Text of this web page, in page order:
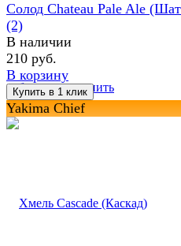
избранное сравнить
Солод Chateau Pale Ale
(2)
В наличии
210 руб.
В корзину
Yakima Chief